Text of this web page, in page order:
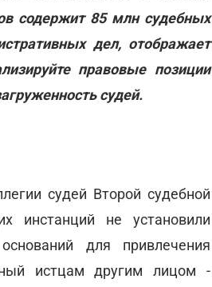
содержит 85 млн судебных
дел, отображает
правовые позиции
судей.
судей Второй судебной
инстанций не установили
для привлечения
истцам другим лицом -